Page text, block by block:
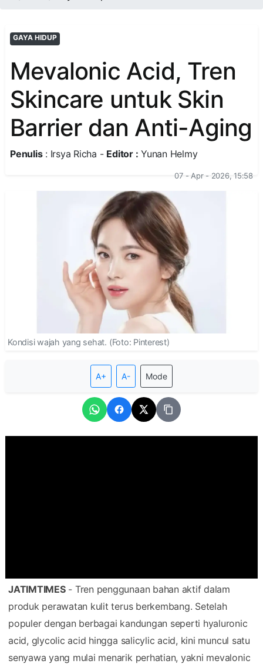
GAYA HIDUP
Mevalonic Acid, Tren
Skincare untuk Skin
Barrier dan Anti-Aging
Penulis: Irsya Richa - Editor : Yunan Helmy
07 - Apr - 2026, 15:58
Kondisi wajah yang sehat. (Foto: Pinterest)
A+ A- Mode
JATIMTIMES- Tren penggunaan bahan aktif dalam
produk perawatan kulit terus berkembang. Setelah
populer dengan berbagai kandungan seperti hyaluronic
acid, glycolic acid hingga salicylic acid, kini muncul satu
senyawa yang mulai menarik perhatian, yakni mevalonic